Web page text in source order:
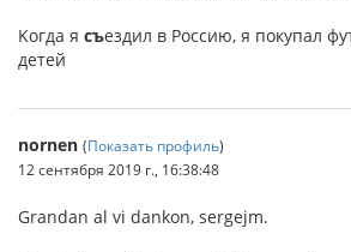
Kогда я съездил в Россию, я покупал
детей
nornen (Показать профиль)
12 сентября 2019 г., 16:38:48
Grandan al vi dankon, sergejm.